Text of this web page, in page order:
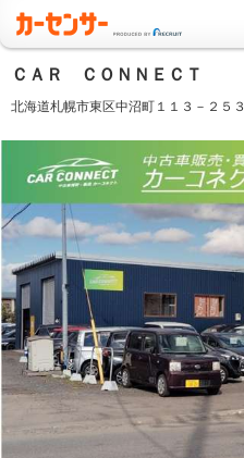
ＣＡＲ ＣＯＮＮＥＣＴ
北海道札幌市東区中沼町１１３－２５３